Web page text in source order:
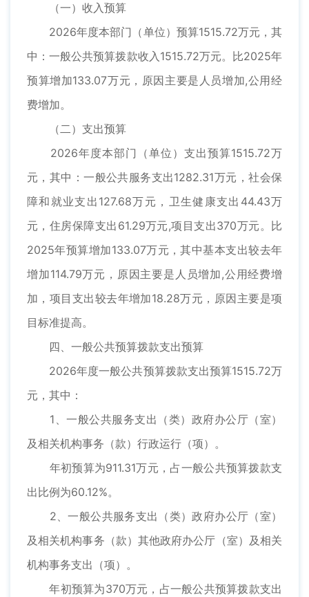
（一）收入预算
2026年度本部门（单位）预算1515.72万元，其
中：一般公共预算拨款收入1515.72万元。比2025年
预算增加133.07万元，原因主要是人员增加,公用经
费增加。
（二）支出预算
2026年度本部门（单位）支出预算1515.72万
元，其中：一般公共服务支出1282.31万元，社会保
障和就业支出127.68万元，卫生健康支出44.43万
元，住房保障支出61.29万元,项目支出370万元。比
2025年预算增加133.07万元，其中基本支出较去年
增加114.79万元，原因主要是人员增加,公用经费增
加，项目支出较去年增加18.28万元，原因主要是项
目标准提高。
四、一般公共预算拨款支出预算
2026年度一般公共预算拨款支出预算1515.72万
元，其中：
1、一般公共服务支出（类）政府办公厅（室）
及相关机构事务（款）行政运行（项）。
年初预算为911.31万元，占一般公共预算拨款支
出比例为60.12%。
2、一般公共服务支出（类）政府办公厅（室）
及相关机构事务（款）其他政府办公厅（室）及相关
机构事务支出（项）。
年初预算为370万元，占一般公共预算拨款支出